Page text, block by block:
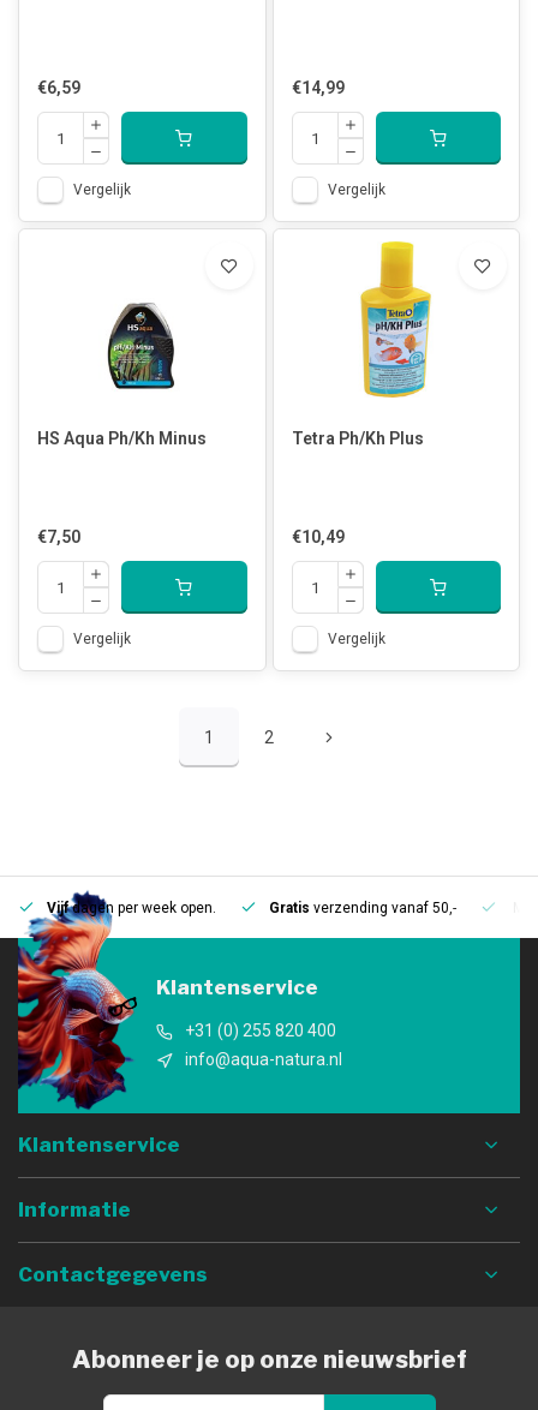
€6,59
Vergelijk
€14,99
Vergelijk
HS Aqua Ph/Kh Minus
€7,50
Vergelijk
Tetra Ph/Kh Plus
€10,49
Vergelijk
1 2
Vijfdagen per week open. Gratis verzending vanaf 50,-
Klantenservice
+31 (0) 255 820 400
info@aqua-natura.nl
Klantenservice
Informatie
Contactgegevens
Abonneer je op onze nieuwsbrief